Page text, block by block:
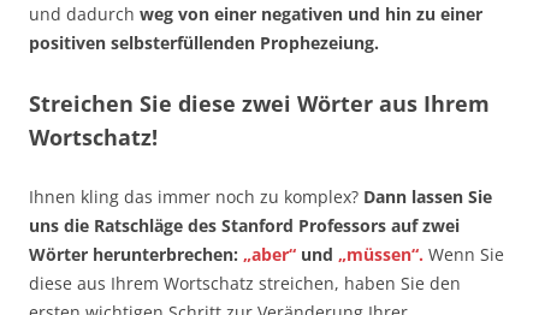
und dadurch weg von einer negativen und hin zu einer
positiven selbsterfüllenden Prophezeiung.
Streichen Sie diese zwei Wörter aus Ihrem
Wortschatz!
Ihnen kling das immer noch zu komplex? Dann lassen Sie
uns die Ratschläge des Stanford Professors auf zwei
Wörter herunterbrechen: „aber“ und „müssen“. Wenn Sie
diese aus Ihrem Wortschatz streichen, haben Sie den